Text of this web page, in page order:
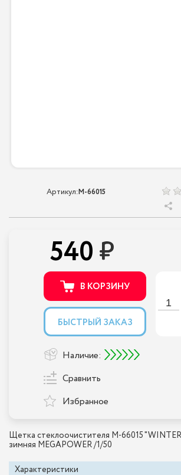
Артикул:M-66015
Щетка стеклоочистителя M-66015
зимняя MEGAPOWER /1/50
Характеристики
540
В КОРЗИНУ
БЫСТРЫЙ ЗАКАЗ
Наличие:
Сравнить
Избранное